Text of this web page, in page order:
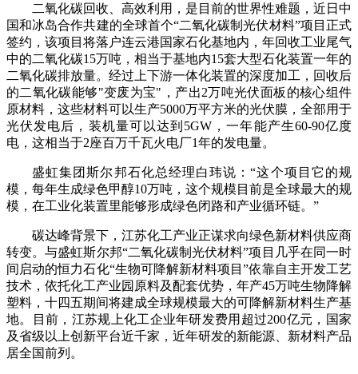
二氧化碳回收、高效利用，是目前的世界性难题，近日中
国和冰岛合作共建的全球首个“二氧化碳制光伏材料”项目正式
签约，该项目将落户连云港国家石化基地内，年回收工业尾气
中的二氧化碳15万吨，相当于基地内15套大型石化装置一年的
二氧化碳排放量。经过上下游一体化装置的深度加工，回收后
的二氧化碳能够"变废为宝"，产出2万吨光伏面板的核心组件
原材料，这些材料可以生产5000万平方米的光伏膜，全部用于
光伏发电后，装机量可以达到5GW，一年能产生60-90亿度
电，这相当于2座百万千瓦火电厂1年的发电量。
盛虹集团斯尔邦石化总经理白玮说：“这个项目它的规
模，每年生成绿色甲醇10万吨，这个规模目前是全球最大的规
模，在工业化装置里能够形成绿色闭路和产业循环链。”
碳达峰背景下，江苏化工产业正谋求向绿色新材料供应商
转变。与盛虹斯尔邦“二氧化碳制光伏材料”项目几乎在同一时
间启动的恒力石化“生物可降解新材料项目”依靠自主开发工艺
技术，依托化工产业园原料及配套优势，年产45万吨生物降解
塑料，十四五期间将建成全球规模最大的可降解新材料生产基
地。目前，江苏规上化工企业年研发费用超过200亿元，国家
及省级以上创新平台近千家，近年研发的新能源、新材料产品
居全国前列。